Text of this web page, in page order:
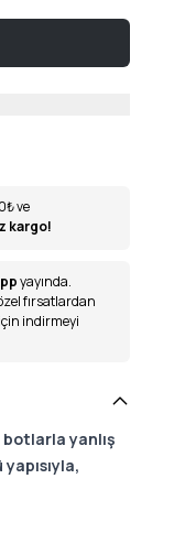
₺ve
kargo!
yayında.
fırsatlardan
indirmeyi
yanlış